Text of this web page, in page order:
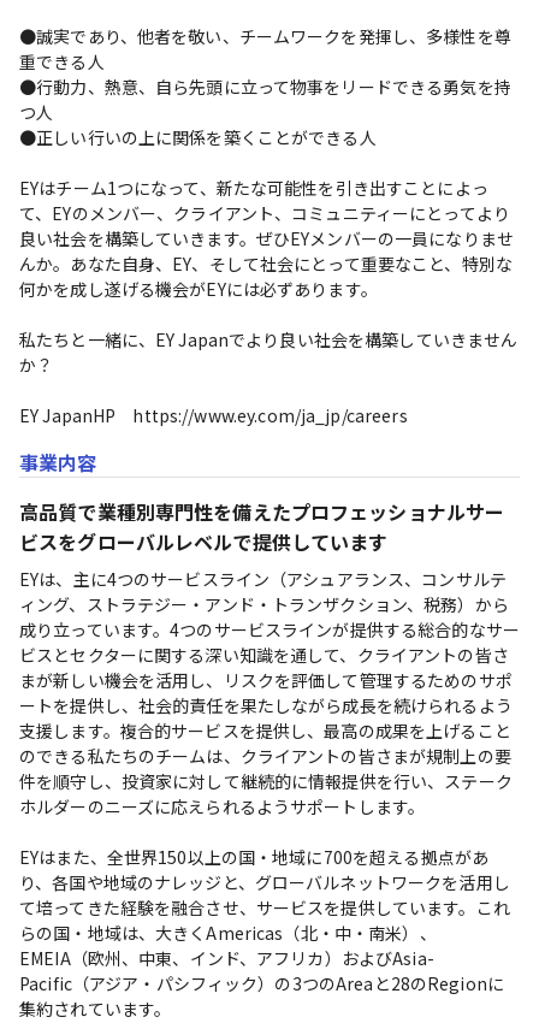
●誠実であり、他者を敬い、チームワークを発揮し、多様性を尊
重できる人
●行動力、熱意、自ら先頭に立って物事をリードできる勇気を持
つ人
●正しい行いの上に関係を築くことができる人
EYはチーム1つになって、新たな可能性を引き出すことによっ
て、EYのメンバー、クライアント、コミュニティーにとってより
良い社会を構築していきます。ぜひEYメンバーの一員になりませ
んか。あなた自身、EY、そして社会にとって重要なこと、特別な
何かを成し遂げる機会がEYには必ずあります。
私たちと一緒に、EY Japanでより良い社会を構築していきません
か？
EY JapanHP　https://www.ey.com/ja_jp/careers
事業内容
高品質で業種別専門性を備えたプロフェッショナルサー
ビスをグローバルレベルで提供しています
EYは、主に4つのサービスライン（アシュアランス、コンサルテ
ィング、ストラテジー・アンド・トランザクション、税務）から
成り立っています。4つのサービスラインが提供する総合的なサー
ビスとセクターに関する深い知識を通して、クライアントの皆さ
まが新しい機会を活用し、リスクを評価して管理するためのサポ
ートを提供し、社会的責任を果たしながら成長を続けられるよう
支援します。複合的サービスを提供し、最高の成果を上げること
のできる私たちのチームは、クライアントの皆さまが規制上の要
件を順守し、投資家に対して継続的に情報提供を行い、ステーク
ホルダーのニーズに応えられるようサポートします。
EYはまた、全世界150以上の国・地域に700を超える拠点があ
り、各国や地域のナレッジと、グローバルネットワークを活用し
て培ってきた経験を融合させ、サービスを提供しています。これ
らの国・地域は、大きくAmericas（北・中・南米）、
EMEIA（欧州、中東、インド、アフリカ）およびAsia-
Pacific（アジア・パシフィック）の3つのAreaと28のRegionに
集約されています。